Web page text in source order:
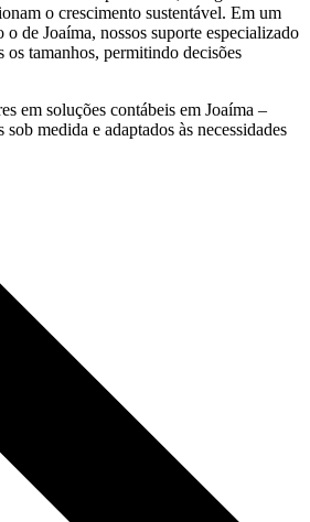
o crescimento sustentável. Em um
de Joaíma, nossos suporte especializado
os tamanhos, permitindo decisões
em soluções contábeis em Joaíma –
medida e adaptados às necessidades